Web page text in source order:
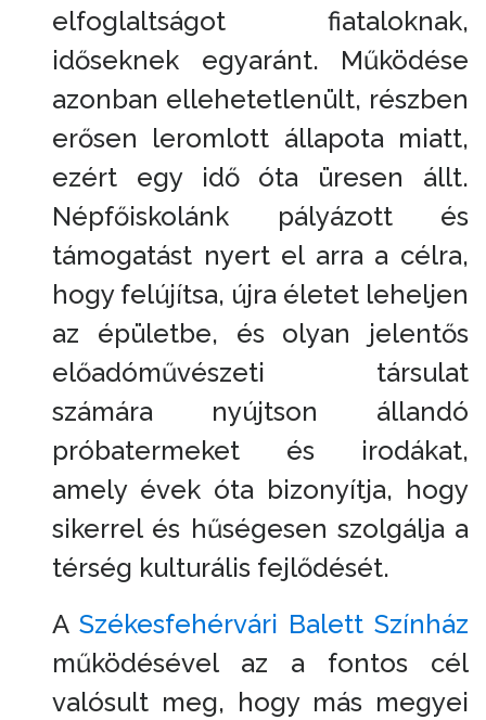
elfoglaltságot fiataloknak,
időseknek egyaránt. Működése
azonban ellehetetlenült, részben
erősen leromlott állapota miatt,
ezért egy idő óta üresen állt.
Népfőiskolánk pályázott és
támogatást nyert el arra a célra,
hogy felújítsa, újra életet leheljen
az épületbe, és olyan jelentős
előadóművészeti társulat
számára nyújtson állandó
próbatermeket és irodákat,
amely évek óta bizonyítja, hogy
sikerrel és hűségesen szolgálja a
térség kulturális fejlődését.
A Székesfehérvári Balett Színház
működésével az a fontos cél
valósult meg, hogy más megyei